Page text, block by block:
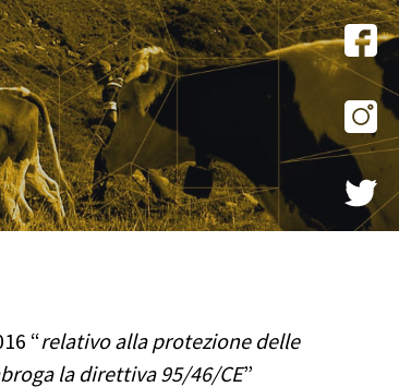
“relativo alla protezione delle
la direttiva 95/46/CE”